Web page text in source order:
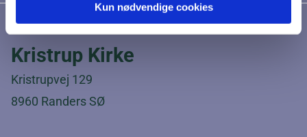
Kun nødvendige cookies
Kristrup Kirke
Kristrupvej 129
8960 Randers SØ